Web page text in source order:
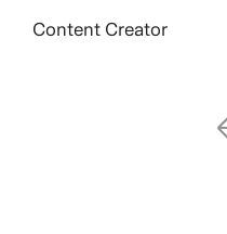
Content Creator